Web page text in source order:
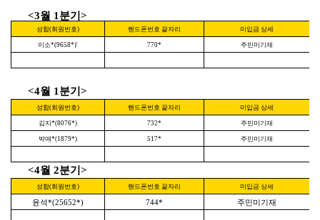
<3월 1분기>
성함(회원번호) 핸드폰번호 끝자리 미입금 상세
이소*(9658*)' 770* 주민미기재
<4월 1분기>
성함(회원번호) 핸드폰번호 끝자리 미입금 상세
김지*(8076*) 732* 주민미기재
박애*(1879*) 517* 주민미기재
<4월 2분기>
성함(회원번호) 핸드폰번호 끝자리 미입금 상세
윤석*(25652*) 744* 주민미기재